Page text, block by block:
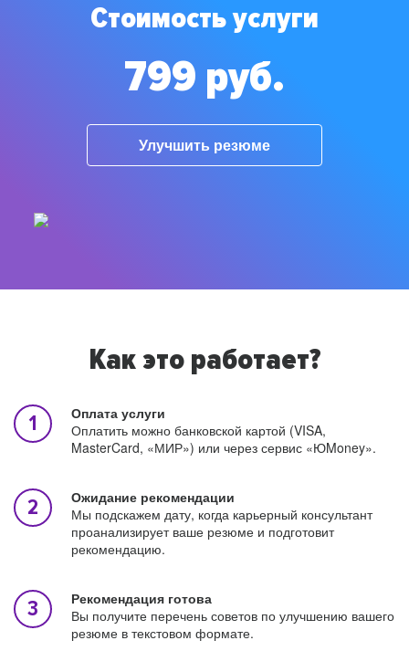
Стоимость услуги
799 руб.
Улучшить резюме
Как это работает?
Оплата услуги
Оплатить можно банковской картой (VISA,
MasterCard, «МИР») или через сервис «ЮMoney».
Ожидание рекомендации
Мы подскажем дату, когда карьерный консультант
проанализирует ваше резюме и подготовит
рекомендацию.
Рекомендация готова
Вы получите перечень советов по улучшению вашего
резюме в текстовом формате.